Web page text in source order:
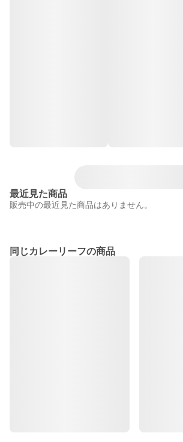
最近見た商品
販売中の最近見た商品はありません。
同じカレーリーフの商品